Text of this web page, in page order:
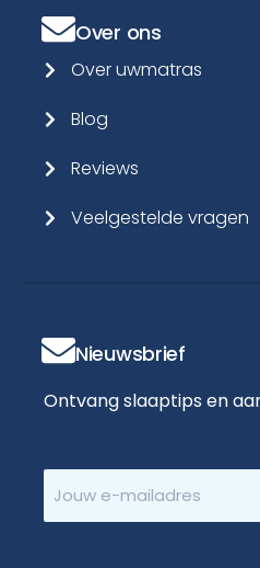
Over ons
Over uwmatras
Blog
Reviews
Veelgestelde vragen
Nieuwsbrief
Ontvang slaaptips en
E-
mailadres